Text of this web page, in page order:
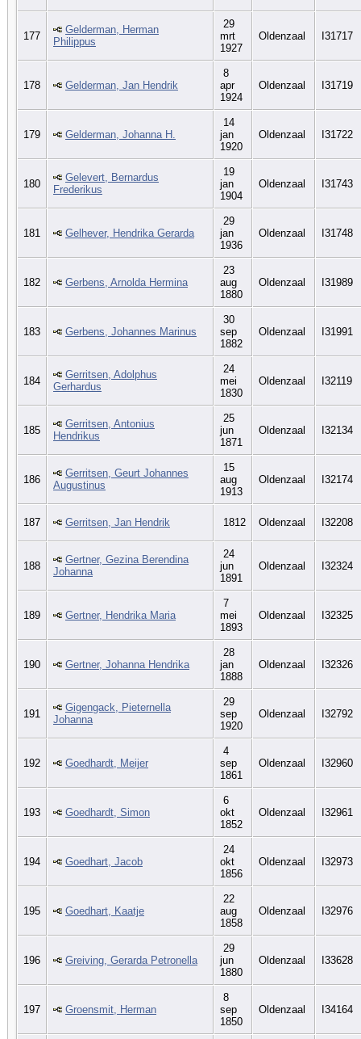
177
Gelderman, Herman
Philippus
29
mrt
1927
Oldenzaal I31717
178 Gelderman, Jan Hendrik
8
apr
1924
Oldenzaal I31719
179 Gelderman, Johanna H.
14
jan
1920
Oldenzaal I31722
180
Gelevert, Bernardus
Frederikus
19
jan
1904
Oldenzaal I31743
181 Gelhever, Hendrika Gerarda
29
jan
1936
Oldenzaal I31748
182 Gerbens, Arnolda Hermina
23
aug
1880
Oldenzaal I31989
183 Gerbens, Johannes Marinus
30
sep
1882
Oldenzaal I31991
184
Gerritsen, Adolphus
Gerhardus
24
mei
1830
Oldenzaal I32119
185
Gerritsen, Antonius
Hendrikus
25
jun
1871
Oldenzaal I32134
186
Gerritsen, Geurt Johannes
Augustinus
15
aug
1913
Oldenzaal I32174
187 Gerritsen, Jan Hendrik 1812 Oldenzaal I32208
188
Gertner, Gezina Berendina
Johanna
24
jun
1891
Oldenzaal I32324
189 Gertner, Hendrika Maria
7
mei
1893
Oldenzaal I32325
190 Gertner, Johanna Hendrika
28
jan
1888
Oldenzaal I32326
191
Gigengack, Pieternella
Johanna
29
sep
1920
Oldenzaal I32792
192 Goedhardt, Meijer
4
sep
1861
Oldenzaal I32960
193 Goedhardt, Simon
6
okt
1852
Oldenzaal I32961
194 Goedhart, Jacob
24
okt
1856
Oldenzaal I32973
195 Goedhart, Kaatje
22
aug
1858
Oldenzaal I32976
196 Greiving, Gerarda Petronella
29
jun
1880
Oldenzaal I33628
197 Groensmit, Herman
8
sep
1850
Oldenzaal I34164